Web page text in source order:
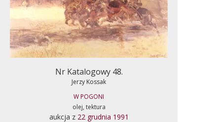
Nr Katalogowy 48.
Jerzy Kossak
W POGONI
olej, tektura
aukcja z 22 grudnia 1991